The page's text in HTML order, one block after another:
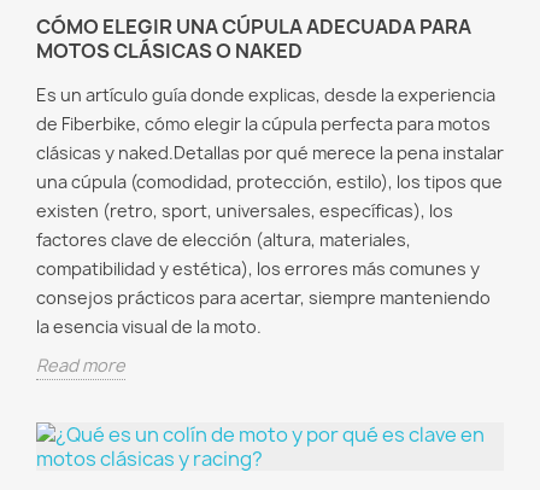
CÓMO ELEGIR UNA CÚPULA ADECUADA PARA
MOTOS CLÁSICAS O NAKED
Es un artículo guía donde explicas, desde la experiencia
de Fiberbike, cómo elegir la cúpula perfecta para motos
clásicas y naked.Detallas por qué merece la pena instalar
una cúpula (comodidad, protección, estilo), los tipos que
existen (retro, sport, universales, específicas), los
factores clave de elección (altura, materiales,
compatibilidad y estética), los errores más comunes y
consejos prácticos para acertar, siempre manteniendo
la esencia visual de la moto.
Read more